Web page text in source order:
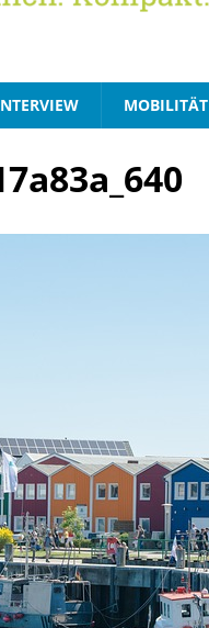
MOBILITÄT